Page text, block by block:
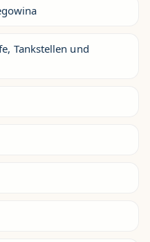
Tankstellen und